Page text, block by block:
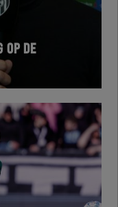
OP DE